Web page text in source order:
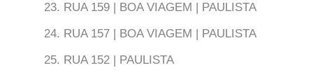
RUA 159 | BOA VIAGEM | PAULISTA
RUA 157 | BOA VIAGEM | PAULISTA
RUA 152 | PAULISTA